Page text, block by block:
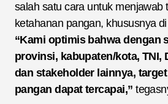
salah satu cara untuk menjawab
ketahanan pangan, khususnya
“Kami optimis bahwa dengan
provinsi, kabupaten/kota, TNI,
dan stakeholder lainnya,
pangan dapat tercapai,”